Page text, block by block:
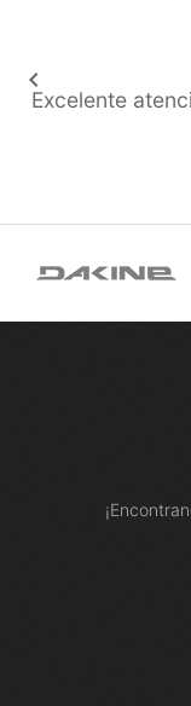
Excelente
keyboard_arrow_left